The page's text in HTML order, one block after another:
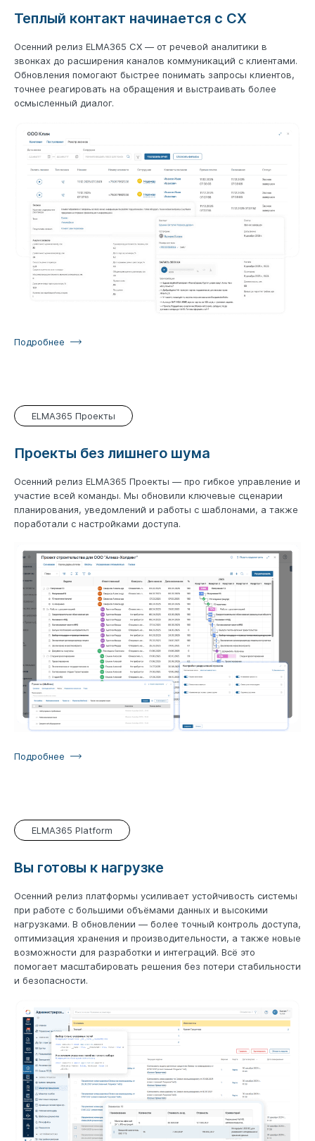
Теплый контакт начинается с CX
Осенний релиз ELMA365 CX ― от речевой аналитики в
звонках до расширения каналов коммуникаций с клиентами.
Обновления помогают быстрее понимать запросы клиентов,
точнее реагировать на обращения и выстраивать более
осмысленный диалог.
Подробнее
ELMA365 Проекты
Проекты без лишнего шума
Осенний релиз ELMA365 Проекты — про гибкое управление и
участие всей команды. Мы обновили ключевые сценарии
планирования, уведомлений и работы с шаблонами, а также
поработали с настройками доступа.
Подробнее
ELMA365 Platform
Вы готовы к нагрузке
Осенний релиз платформы усиливает устойчивость системы
при работе с большими объёмами данных и высокими
нагрузками. В обновлении — более точный контроль доступа,
оптимизация хранения и производительности, а также новые
возможности для разработки и интеграций. Всё это
помогает масштабировать решения без потери стабильности
и безопасности.